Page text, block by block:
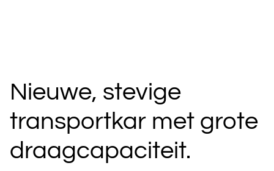
Nieuwe, stevige
transportkar met grote
draagcapaciteit.